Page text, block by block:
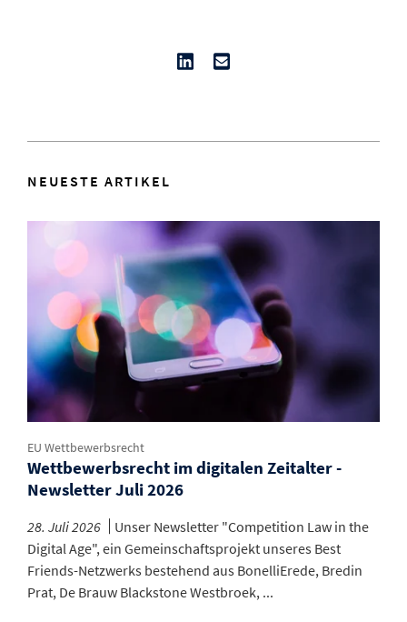
NEUESTE ARTIKEL
EU Wettbewerbsrecht
Wettbewerbsrecht im digitalen Zeitalter -
Newsletter Juli 2026
28. Juli 2026
Unser Newsletter "Competition Law in the
Digital Age", ein Gemeinschaftsprojekt unseres Best
Friends-Netzwerks bestehend aus BonelliErede, Bredin
Prat, De Brauw Blackstone Westbroek, ...